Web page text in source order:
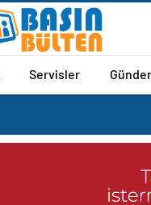
Servisler